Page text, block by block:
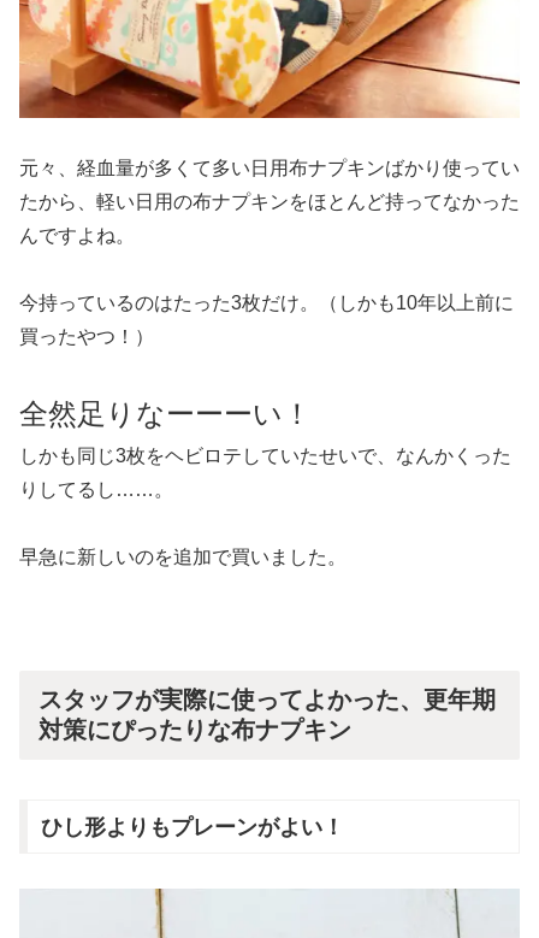
元々、経血量が多くて多い日用布ナプキンばかり使ってい
たから、軽い日用の布ナプキンをほとんど持ってなかった
んですよね。
今持っているのはたった3枚だけ。（しかも10年以上前に
買ったやつ！）
全然足りなーーーい！
しかも同じ3枚をヘビロテしていたせいで、なんかくった
りしてるし……。
早急に新しいのを追加で買いました。
スタッフが実際に使ってよかった、更年期
対策にぴったりな布ナプキン
ひし形よりもプレーンがよい！